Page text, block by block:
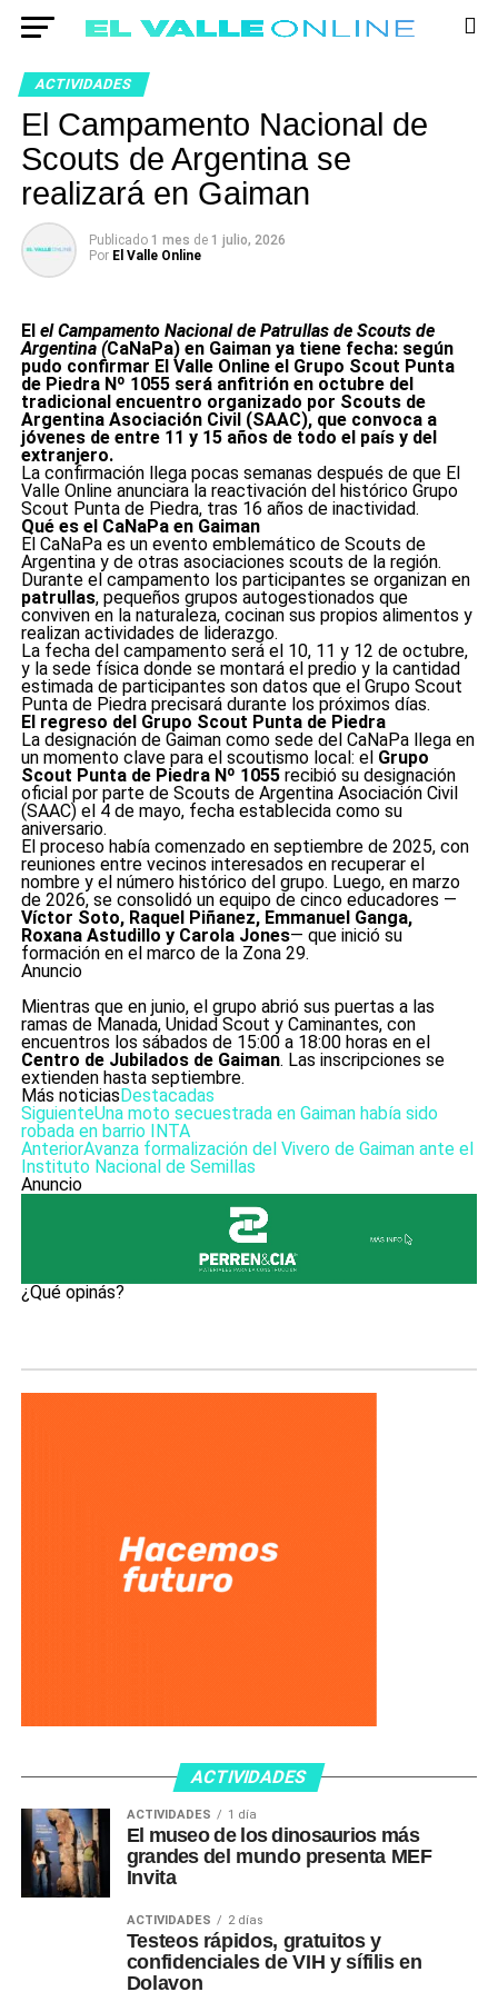
ACTIVIDADES
El Campamento Nacional de
Scouts de Argentina se
realizará en Gaiman
Publicado 1 mes de 1 julio, 2026
Por El Valle Online
El el Campamento Nacional de Patrullas de Scouts de
Argentina (CaNaPa) en Gaiman ya tiene fecha: según
pudo confirmar El Valle Online el Grupo Scout Punta
de Piedra Nº 1055 será anfitrión en octubre del
tradicional encuentro organizado por Scouts de
Argentina Asociación Civil (SAAC), que convoca a
jóvenes de entre 11 y 15 años de todo el país y del
extranjero.
La confirmación llega pocas semanas después de que El
Valle Online anunciara la reactivación del histórico Grupo
Scout Punta de Piedra, tras 16 años de inactividad.
Qué es el CaNaPa en Gaiman
El CaNaPa es un evento emblemático de Scouts de
Argentina y de otras asociaciones scouts de la región.
Durante el campamento los participantes se organizan en
patrullas, pequeños grupos autogestionados que
conviven en la naturaleza, cocinan sus propios alimentos y
realizan actividades de liderazgo.
La fecha del campamento será el 10, 11 y 12 de octubre,
y la sede física donde se montará el predio y la cantidad
estimada de participantes son datos que el Grupo Scout
Punta de Piedra precisará durante los próximos días.
El regreso del Grupo Scout Punta de Piedra
La designación de Gaiman como sede del CaNaPa llega en
un momento clave para el scoutismo local: el Grupo
Scout Punta de Piedra Nº 1055recibió su designación
oficial por parte de Scouts de Argentina Asociación Civil
(SAAC) el 4 de mayo, fecha establecida como su
aniversario.
El proceso había comenzado en septiembre de 2025, con
reuniones entre vecinos interesados en recuperar el
nombre y el número histórico del grupo. Luego, en marzo
de 2026, se consolidó un equipo de cinco educadores —
Víctor Soto, Raquel Piñanez, Emmanuel Ganga,
Roxana Astudillo y Carola Jones— que inició su
formación en el marco de la Zona 29.
Anuncio
Mientras que en junio, el grupo abrió sus puertas a las
ramas de Manada, Unidad Scout y Caminantes, con
encuentros los sábados de 15:00 a 18:00 horas en el
Centro de Jubilados de Gaiman. Las inscripciones se
extienden hasta septiembre.
Más noticiasDestacadas
SiguienteUna moto secuestrada en Gaiman había sido
robada en barrio INTA
AnteriorAvanza formalización del Vivero de Gaiman ante el
Instituto Nacional de Semillas
Anuncio
¿Qué opinás?
ACTIVIDADES
ACTIVIDADES 1 día
El museo de los dinosaurios más
grandes del mundo presenta MEF
Invita
ACTIVIDADES 2 días
Testeos rápidos, gratuitos y
confidenciales de VIH y sífilis en
Dolavon